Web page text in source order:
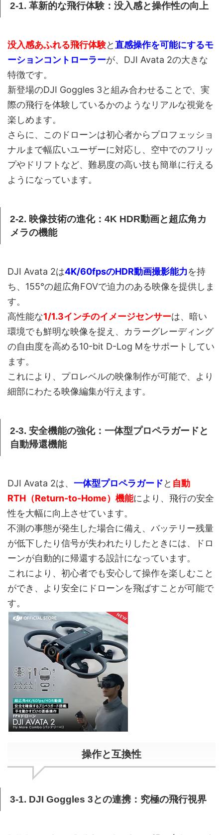
2-1. 革新的な飛行体験：没入感と操作性の向上
没入感あふれる飛行体験と直感操作を可能にするモ
ーションコントローラーが、DJI Avata 2の大きな
特徴です。
新登場のDJI Goggles 3と組み合わせることで、実
際の飛行を体験しているかのようなリアルな視覚を
楽しめます。
さらに、このドローンは初心者からプロフェッショ
ナルまで幅広いユーザーに対応し、空中でのフリッ
プやドリフトなど、難易度の高い技も簡単に行える
ようになっています。
2-2. 映像技術の進化：4K HDR動画と超広角カ
メラの機能
DJI Avata 2は4K/60fpsのHDR動画撮影能力を持
ち、155°の超広角FOVで迫力のある映像を提供しま
す。
高性能な1/1.3インチのイメージセンサーは、暗い
環境でも鮮明な映像を捉え、カラーグレーディング
の自由度を高める10-bit D-Log Mをサポートしてい
ます。
これにより、プロレベルの映像制作が可能で、より
細部にわたる映像編集が行えます。
2-3. 安全機能の強化：一体型プロペラガードと
自動帰還機能
DJI Avata 2は、 一体型プロペラガードと 自動
RTH（Return-to-Home）機能により、飛行の安全
性を大幅に向上させています。
不測の事態が発生した場合に備え、バッテリー残量
が低下したり信号が失われたりしたときには、ドロ
ーンが自動的に帰還する設計になっています。
これにより、初心者でも安心して操作を楽しむこと
ができ、より安全にドローンを飛ばすことが可能で
す。
操作と互換性
3-1. DJI Goggles 3との連携：究極の飛行視界